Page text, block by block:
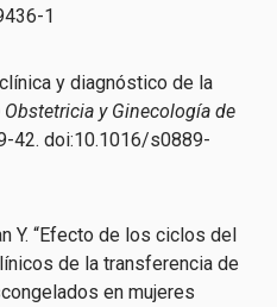
1
y diagnóstico de la
Obstetricia y Ginecología de
42. doi:10.1016/s0889-
Y. “Efecto de los ciclos del
de la transferencia de
en mujeres